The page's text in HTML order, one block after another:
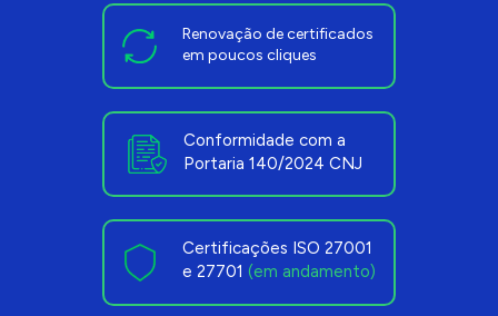
Renovação de certificados
em poucos cliques
Certificações ISO 27001
e 27701 (em andamento)
Conformidade com a
Portaria 140/2024 CNJ